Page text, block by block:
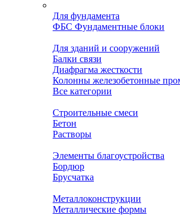
Для фундамента
ФБС Фундаментные блоки
Для зданий и сооружений
Балки связи
Диафрагма жесткости
Колонны железобетонные
Все категории
Строительные смеси
Бетон
Растворы
Элементы благоустройства
Бордюр
Брусчатка
Металлоконструкции
Металлические формы